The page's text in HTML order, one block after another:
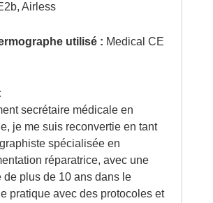
Airless
utilisé : Medical CE
secrétaire médicale en
je me suis reconvertie en tant
spécialisée en
réparatrice, avec une
de plus de 10 ans dans le
pratique avec des protocoles et